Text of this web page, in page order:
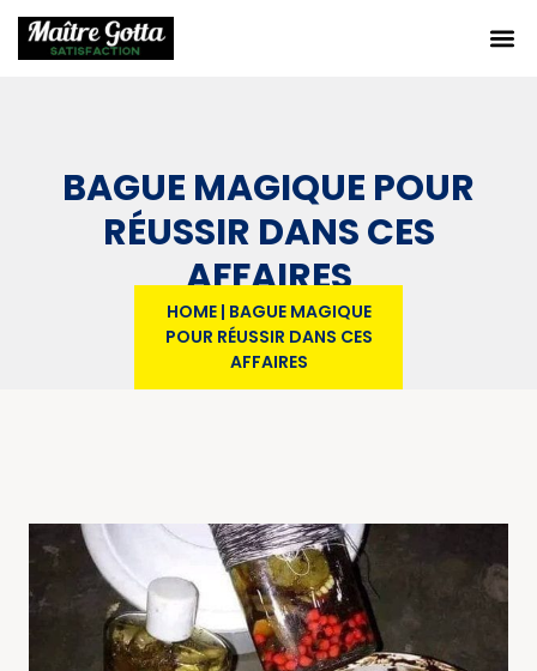
BAGUE MAGIQUE POUR
RÉUSSIR DANS CES
AFFAIRES
HOME| BAGUE MAGIQUE
POUR RÉUSSIR DANS CES
AFFAIRES